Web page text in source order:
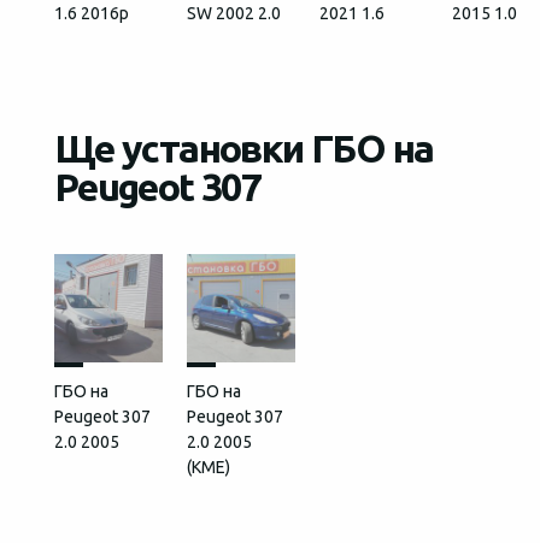
1.6 2016р
SW 2002 2.0
2021 1.6
2015 1.0
Ще установки ГБО на
Peugeot 307
ГБО на
Peugeot 307
2.0 2005
ГБО на
Peugeot 307
2.0 2005
(КМЕ)